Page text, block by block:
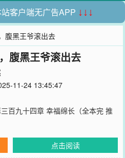
客户端无广告APP ↓↓↓
腹黑王爷滚出去
腹黑王爷滚出去
11-24 13:45:47
百九十四章 幸福绵长（全本完 推
点击阅读